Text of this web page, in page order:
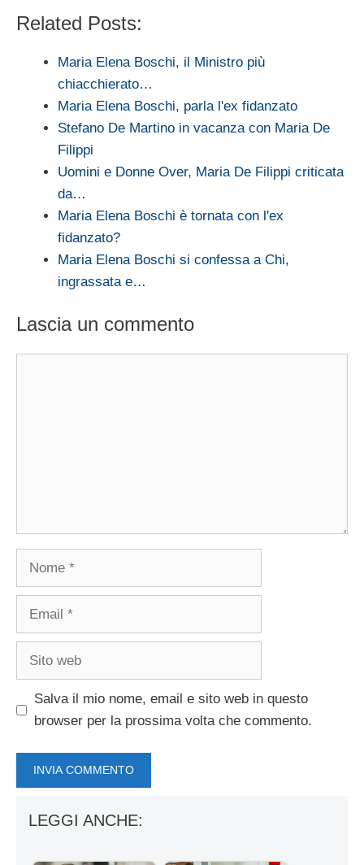
Related Posts:
Maria Elena Boschi, il Ministro più
chiacchierato…
Maria Elena Boschi, parla l'ex fidanzato
Stefano De Martino in vacanza con Maria De
Filippi
Uomini e Donne Over, Maria De Filippi criticata
da…
Maria Elena Boschi è tornata con l'ex
fidanzato?
Maria Elena Boschi si confessa a Chi,
ingrassata e…
Lascia un commento
Nome
Email
Sito
Salva il mio nome, email e sito web in questo
browser per la prossima volta che commento.
LEGGI ANCHE: